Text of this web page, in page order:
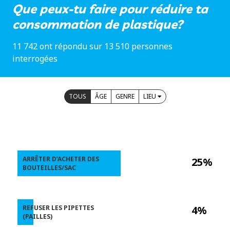
Que peux-tu faire pour réduire ta
consommation de plastique?
11 742 ont répondu sur 13 510 personnes
interrogées
TOUS ÂGE GENRE LIEU
25%
4%
ARRÊTER D’ACHETER DES
BOUTEILLES/SAC
REFUSER LES PIPETTES
(PAILLES)